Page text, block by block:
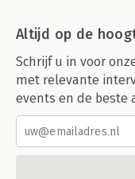
Altijd op de
Schrijf u in voor
met relevante
events en de beste